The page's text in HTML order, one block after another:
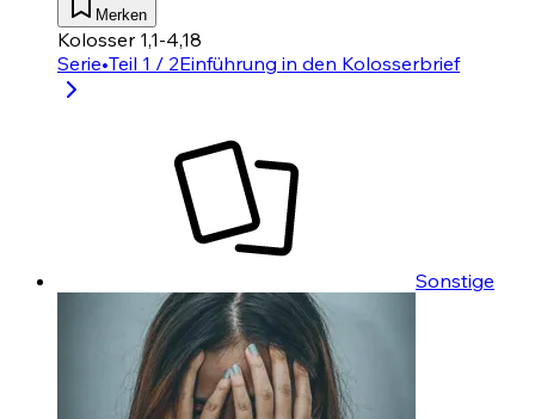
Merken
Kolosser 1,1-4,18
Serie•Teil 1 / 2Einführung in den Kolosserbrief
Sonstige